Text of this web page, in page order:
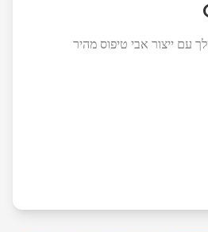
עם ייצור אבי טיפוס מהיר